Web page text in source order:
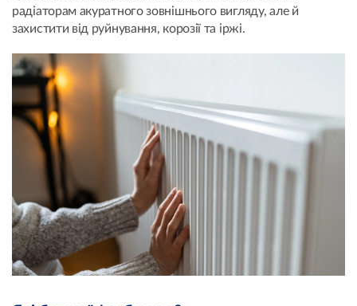
радіаторам акуратного зовнішнього вигляду, але й
захистити від руйнування, корозії та іржі.